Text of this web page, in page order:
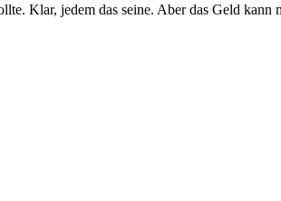
Klar, jedem das seine. Aber das Geld kann